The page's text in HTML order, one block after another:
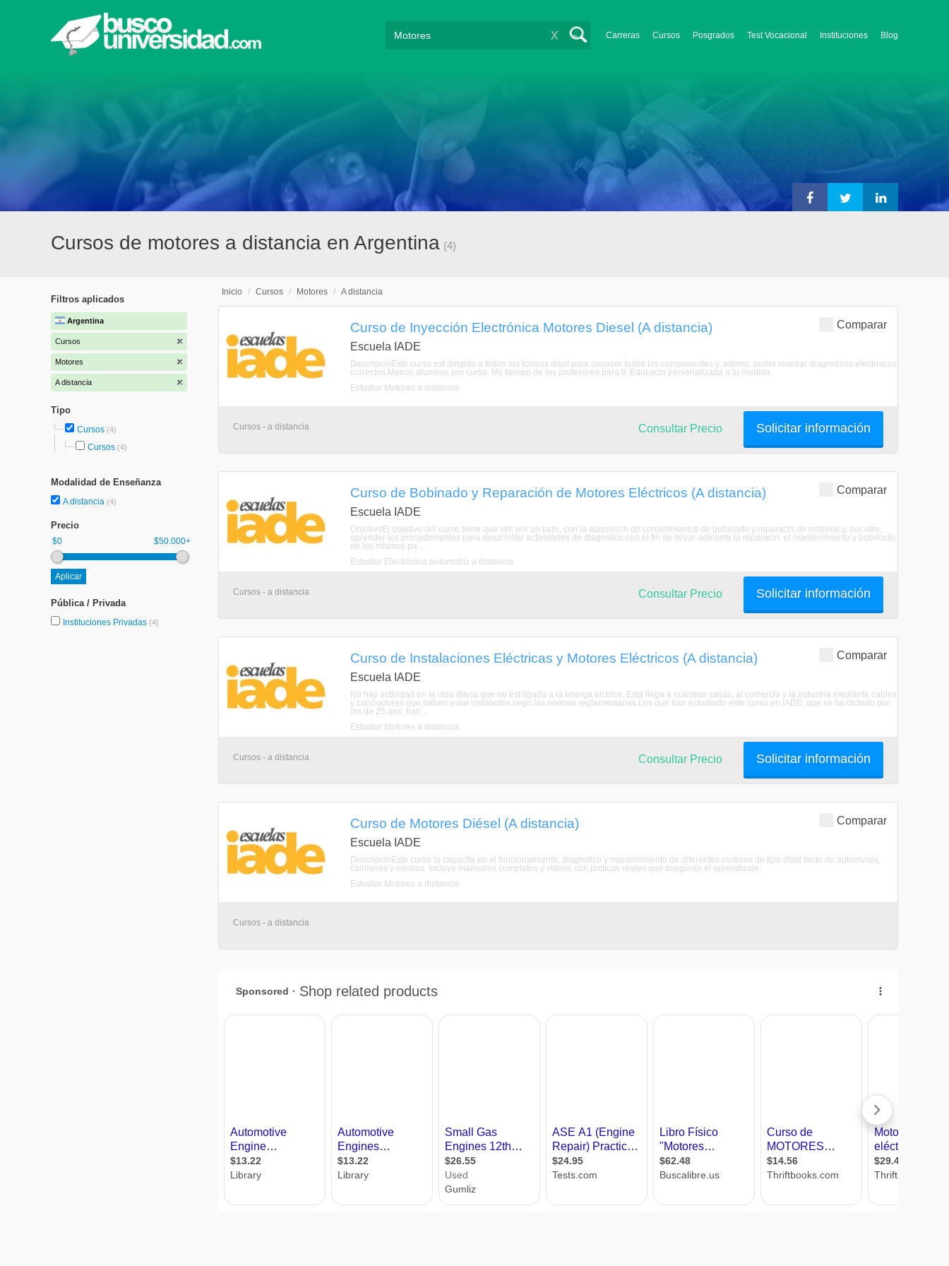
Carreras Cursos Posgrados Test Vocacional Instituciones Blog
X
Cursos de motores a distancia en Argentina (4)
Filtros aplicados
Argentina
Cursos
Motores
A distancia
Tipo
Cursos (4)
Cursos (4)
Modalidad de Enseñanza
A distancia (4)
Precio
$0 $50.000+
Pública / Privada
Instituciones Privadas (4)
Inicio / Cursos / Motores / A distancia
Comparar
Curso de Inyección Electrónica Motores Diesel (A distancia)
Escuela IADE
DescripcinEste curso est dirigido a todos los tcnicos disel para conocer todos los componentes y, adems, poder realizar diagnsticos electrnicos
correctos.Menos alumnos por curso. Ms tiempo de los profesores para ti. Educacin personalizada a tu medida.
Estudiar Motores a distancia
Cursos - a distancia Solicitar información
Consultar Precio
Comparar
Curso de Bobinado y Reparación de Motores Eléctricos (A distancia)
Escuela IADE
ObjetivoEl objetivo del curso tiene que ver, por un lado, con la adquisicin de conocimientos de bobinado y reparacin de motores y, por otro,
aprender los procedimientos para desarrollar actividades de diagnstico con el fin de llevar adelante la reparacin, el mantenimiento y bobinado
de los mismos pa ...
Estudiar Electrónica automotriz a distancia
Cursos - a distancia Solicitar información
Consultar Precio
Comparar
Curso de Instalaciones Eléctricas y Motores Eléctricos (A distancia)
Escuela IADE
No hay actividad en la vida diaria que no est ligada a la energa elctrica. Esta llega a nuestras casas, al comercio y la industria mediante cables
y conductores que deben estar instalados segn las normas reglamentarias.Los que han estudiado este curso en IADE, que se ha dictado por
ms de 25 aos, han ...
Estudiar Motores a distancia
Cursos - a distancia Solicitar información
Consultar Precio
Comparar
Curso de Motores Diésel (A distancia)
Escuela IADE
DescripcinEste curso lo capacita en el funcionamiento, diagnstico y mantenimiento de diferentes motores de tipo disel tanto de automviles,
camiones y mnibus. Incluye manuales completos y videos con prcticas reales que aseguran el aprendizaje.
Estudiar Motores a distancia
Cursos - a distancia